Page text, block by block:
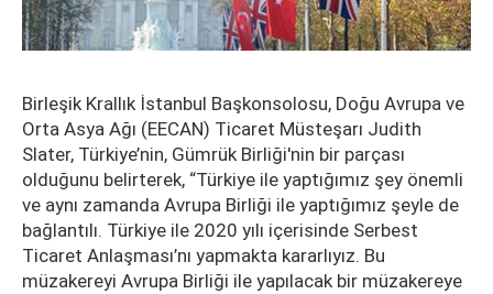
Birleşik Krallık İstanbul Başkonsolosu, Doğu Avrupa ve
Orta Asya Ağı (EECAN) Ticaret Müsteşarı Judith
Slater, Türkiye’nin, Gümrük Birliği'nin bir parçası
olduğunu belirterek, “Türkiye ile yaptığımız şey önemli
ve aynı zamanda Avrupa Birliği ile yaptığımız şeyle de
bağlantılı. Türkiye ile 2020 yılı içerisinde Serbest
Ticaret Anlaşması’nı yapmakta kararlıyız. Bu
müzakereyi Avrupa Birliği ile yapılacak bir müzakereye